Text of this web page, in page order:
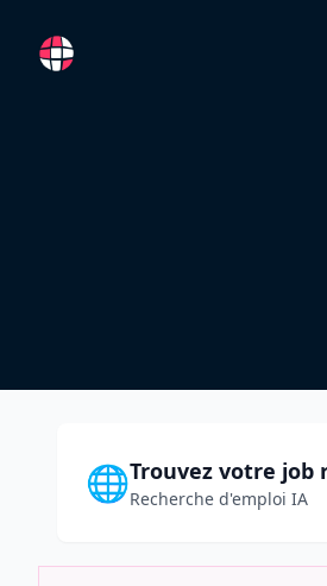
RemoteFR
🌐Trouvez votre job
Recherche d'emploi IA